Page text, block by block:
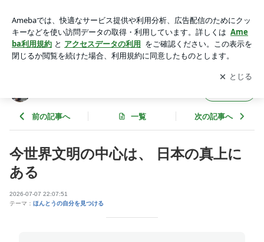
一絵のブログアプリをダウンロードして ブログの更新通知
を受け取りまし
ょう。
開く
前の記事へ 一覧 次の記事へ
今世界文明の中心は、 日本の真上に
ある
2026-07-07 22:07:51
テーマ： ほんとうの自分を見つける